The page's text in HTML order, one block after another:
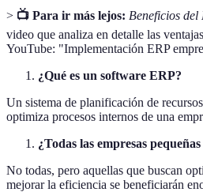
> 📺 Para ir más lejos: Beneficios del
video que analiza en detalle las
YouTube: "Implementación ERP
¿Qué es un software ERP?
Un sistema de planificación de
optimiza procesos internos de una
¿Todas las empresas
No todas, pero aquellas que buscan
mejorar la eficiencia se beneficiarán